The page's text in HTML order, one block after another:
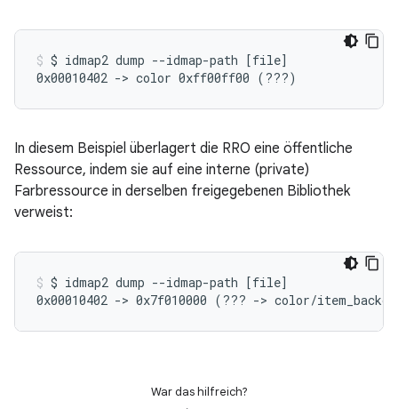
$ idmap2 dump --idmap-path [file]
0x00010402 -> color 0xff00ff00 ( ???)
In diesem Beispiel überlagert die RRO eine öffentliche
Ressource, indem sie auf eine interne (private)
Farbressource in derselben freigegebenen Bibliothek
verweist:
$ idmap2 dump --idmap-path [file]
0x00010402 -> 0x7f010000 ( ??? -> color/
War das hilfreich?